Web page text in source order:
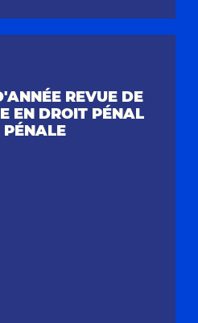
REVUE DE
EN DROIT PÉNAL
PÉNALE